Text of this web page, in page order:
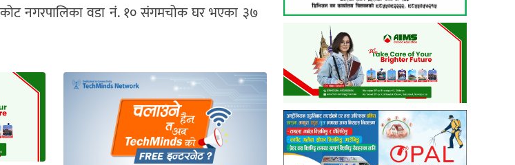
नगरपालिका वडा नं. १० संगमचोक घर भएका ३७